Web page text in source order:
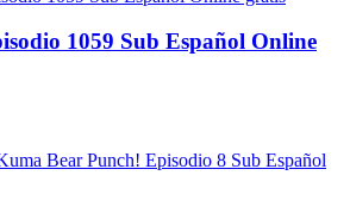
1059 Sub Español Online